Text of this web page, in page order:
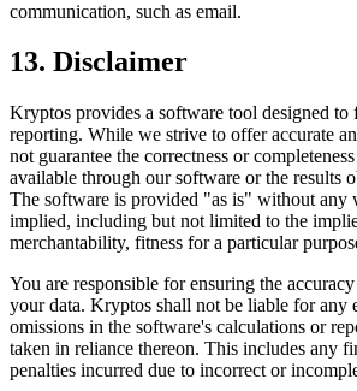
communication, such as email.
13. Disclaimer
Kryptos provides a software tool designed to
reporting. While we strive to offer accurate
not guarantee the correctness or
available through our software or the results
The software is provided "as is" without any
implied, including but not limited to the
merchantability, fitness for a particular
You are responsible for ensuring the
your data. Kryptos shall not be liable for any
omissions in the software's calculations or
taken in reliance thereon. This includes any
penalties incurred due to incorrect or